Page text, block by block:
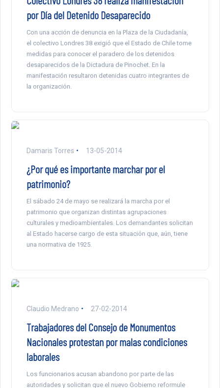
por Día del Detenido Desaparecido
Con una acción de denuncia en la Plaza de la Ciudadanía,
el colectivo Londres 38 exigió que el Estado de Chile tome
medidas para conocer el paradero de los detenidos
desaparecidos de la Dictadura de Pinochet. En la
manifestación resultaron detenidas cuatro integrantes de
la organización.
Damaris Torres 13-05-2014
¿Por qué es importante marchar por el
patrimonio?
El sábado 24 de mayo se realizará la marcha por el
patrimonio que organizan distintas agrupaciones
culturales y medioambientales. Los demandantes solicitan
al Estado hacerse cargo de esta situación que, aún, tiene
una normativa de 1925.
Claudio Medrano 27-02-2014
Trabajadores del Consejo de Monumentos
Nacionales protestan por malas condiciones
laborales
Los funcionarios acusan abandono por parte de las
autoridades y solicitan que el nuevo Gobierno reformule